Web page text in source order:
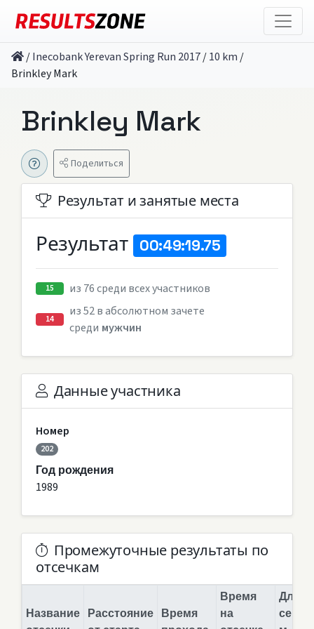
/Inecobank Yerevan Spring Run 2017/10 km /
Brinkley Mark
Brinkley Mark
Поделиться
Результат и занятые места
Результат 00:49:19.75
15 из 76 среди всех участников
14
из 52 в абсолютном зачете
среди мужчин
Данные участника
Номер
202
Год рождения
1989
Промежуточные результаты по
отсечкам
Название
Расстояние
Время
Время
на
Длина